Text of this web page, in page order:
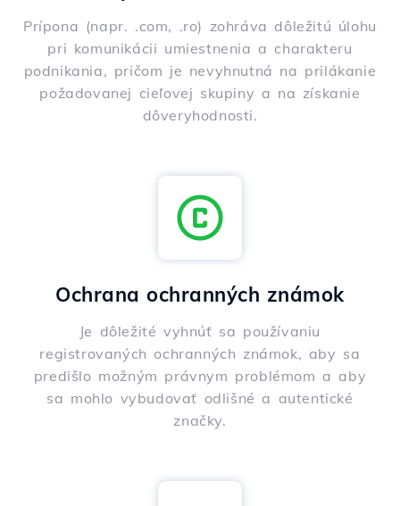
Prípona (napr. .com, .ro) zohráva dôležitú úlohu
pri komunikácii umiestnenia a charakteru
podnikania, pričom je nevyhnutná na prilákanie
požadovanej cieľovej skupiny a na získanie
dôveryhodnosti.
Ochrana ochranných známok
Je dôležité vyhnúť sa používaniu
registrovaných ochranných známok, aby sa
predišlo možným právnym problémom a aby
sa mohlo vybudovať odlišné a autentické
značky.